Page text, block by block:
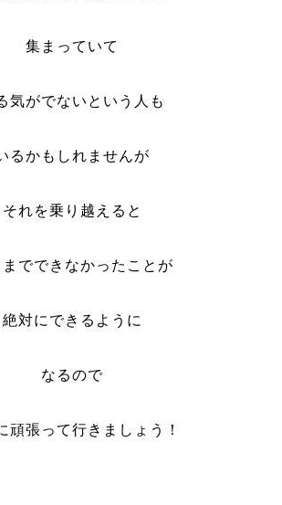
集まっていて
気がでないという人も
るかもしれませんが
それを乗り越えると
までできなかったことが
絶対にできるように
なるので
頑張って行きましょう！